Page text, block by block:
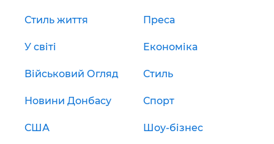
Стиль життя Преса
У світі Економіка
Військовий Огляд Стиль
Новини Донбасу Спорт
США Шоу-бізнес